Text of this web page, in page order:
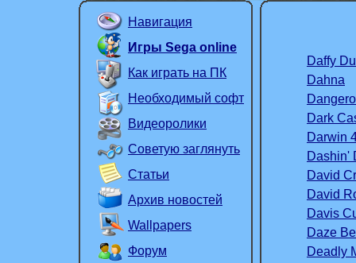
Daffy
Dahna
Dark
Darwin
Dashin'
David
David
Davis
Daze
Deadly
Навигация
Как играть на ПК
Необходимый софт
Советую заглянуть
Архив новостей
Wallpapers
Статьи
Видеоролики
Форум
Игры Sega online